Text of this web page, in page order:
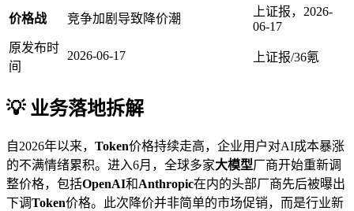
价格战 竞争加剧导致降价潮
上证报，2026-
06-17
原发布时
间
2026-06-17 上证报/36氪
💡 业务落地拆解
自2026年以来， Token价格持续走高，企业用户对AI成本暴涨
的不满情绪累积。进入6月，全球多家大模型厂商开始重新调
整价格，包括OpenAI和Anthropic在内的头部厂商先后被曝出
下调Token价格。此次降价并非简单的市场促销，而是行业新